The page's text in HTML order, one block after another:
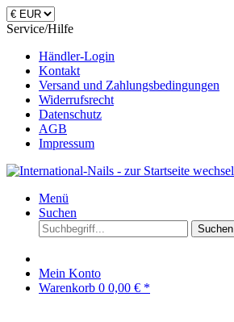
Service/Hilfe
Händler-Login
Kontakt
Versand und Zahlungsbedingungen
Widerrufsrecht
Datenschutz
AGB
Impressum
Menü
Suchen
Suchen
Mein Konto
Warenkorb 0 0,00 € *